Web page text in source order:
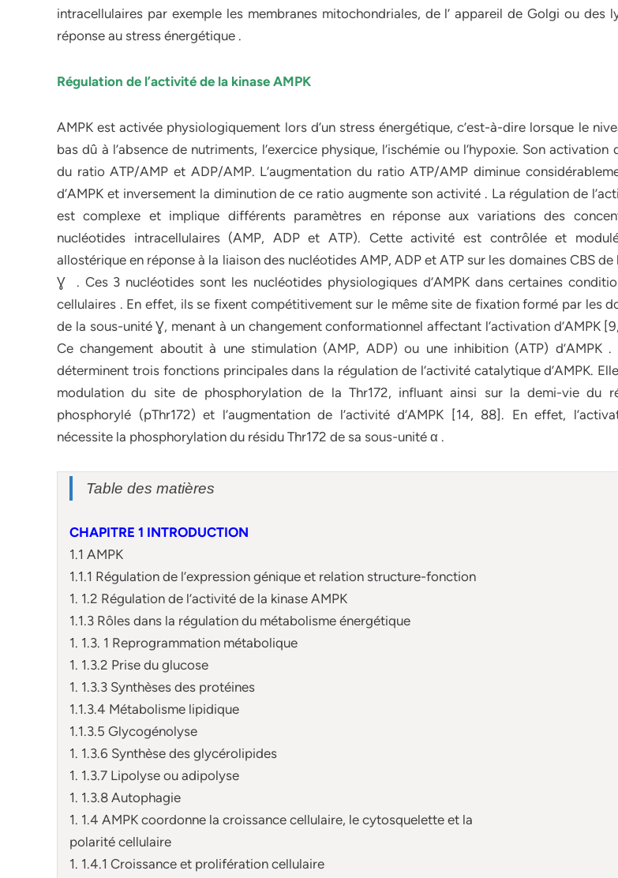
intracellulaires par exemple les membranes mitochondriales, de l’ appareil de Golgi ou des
réponse au stress énergétique .
Régulation de l’activité de la kinase AMPK
AMPK est activée physiologiquement lors d’un stress énergétique, c’est-à-dire lorsque le
bas dû à l’absence de nutriments, l’exercice physique, l’ischémie ou l’hypoxie. Son activation
du ratio ATP/AMP et ADP/AMP. L’augmentation du ratio ATP/AMP diminue
d’AMPK et inversement la diminution de ce ratio augmente son activité . La régulation de
est complexe et implique différents paramètres en réponse aux variations des
nucléotides intracellulaires (AMP, ADP et ATP). Cette activité est contrôlée et
allostérique en réponse à la liaison des nucléotides AMP, ADP et ATP sur les domaines CBS
Ɣ . Ces 3 nucléotides sont les nucléotides physiologiques d’AMPK dans certaines
cellulaires . En effet, ils se fixent compétitivement sur le même site de fixation formé par les
de la sous-unité Ɣ, menant à un changement conformationnel affectant l’activation d’AMPK
Ce changement aboutit à une stimulation (AMP, ADP) ou une inhibition (ATP) d’AMPK .
déterminent trois fonctions principales dans la régulation de l’activité catalytique d’AMPK.
modulation du site de phosphorylation de la Thr172, influant ainsi sur la demi-vie du
phosphorylé (pThr172) et l’augmentation de l’activité d’AMPK [14, 88]. En effet,
nécessite la phosphorylation du résidu Thr172 de sa sous-unité α .
Table des matières
CHAPITRE 1 INTRODUCTION
1.1 AMPK
1.1.1 Régulation de l’expression génique et relation structure-fonction
1. 1.2 Régulation de l’activité de la kinase AMPK
1.1.3 Rôles dans la régulation du métabolisme énergétique
1. 1.3. 1 Reprogrammation métabolique
1. 1.3.2 Prise du glucose
1. 1.3.3 Synthèses des protéines
1.1.3.4 Métabolisme lipidique
1.1.3.5 Glycogénolyse
1. 1.3.6 Synthèse des glycérolipides
1. 1.3.7 Lipolyse ou adipolyse
1. 1.3.8 Autophagie
1. 1.4 AMPK coordonne la croissance cellulaire, le cytosquelette et la
polarité cellulaire
1. 1.4.1 Croissance et prolifération cellulaire